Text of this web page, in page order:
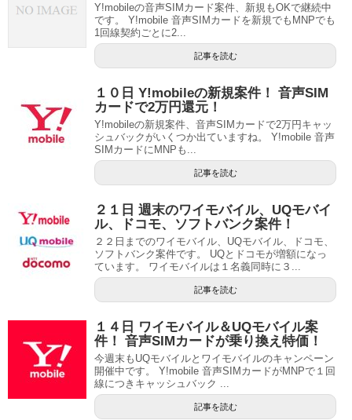
Y!mobileの音声SIMカード案件、新規もOKで継続中
です。 Y!mobile 音声SIMカードを新規でもMNPでも
1回線契約ごとに2...
記事を読む
１０日 Y!mobileの新規案件！ 音声SIM
カードで2万円還元！
Y!mobileの新規案件、音声SIMカードで2万円キャッ
シュバックがいくつか出ていますね。 Y!mobile 音声
SIMカードにMNPも...
記事を読む
２１日 週末のワイモバイル、UQモバイ
ル、ドコモ、ソフトバンク案件！
２２日までのワイモバイル、UQモバイル、ドコモ、
ソフトバンク案件です。 UQとドコモが増額になっ
ています。 ワイモバイルは１名義同時に３...
記事を読む
１４日 ワイモバイル＆UQモバイル案
件！ 音声SIMカードが乗り換え特価！
今週末もUQモバイルとワイモバイルのキャンペーン
開催中です。 Y!mobile 音声SIMカードがMNPで１回
線につきキャッシュバック ...
記事を読む